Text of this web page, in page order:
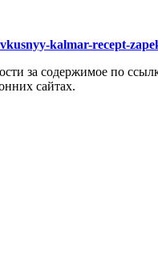
kalmar-recept-
за содержимое по
сайтах.